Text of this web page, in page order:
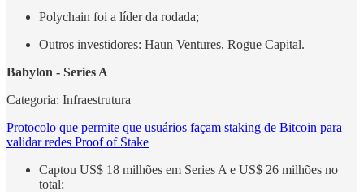
Polychain foi a líder da rodada;
Outros investidores: Haun Ventures, Rogue Capital.
Babylon - Series A
Categoria: Infraestrutura
Protocolo que permite que usuários façam staking de Bitcoin para
validar redes Proof of Stake
Captou US$ 18 milhões em Series A e US$ 26 milhões no
total;